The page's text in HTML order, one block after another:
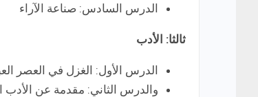
الدرس السادس: صناعة الآراء
ثالثا: الأدب
الدرس الأول: الغزل في العصر
والدرس الثاني: مقدمة عن الأدب